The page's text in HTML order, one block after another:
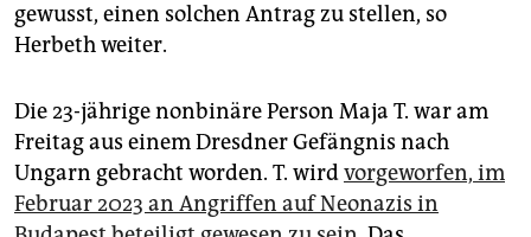
gewusst, einen solchen Antrag zu stellen, so
Herbeth weiter.
Die 23-jährige nonbinäre Person Maja T. war am
Freitag aus einem Dresdner Gefängnis nach
Ungarn gebracht worden. T. wirdvorgeworfen, im
Februar 2023 an Angriffen auf Neonazis in